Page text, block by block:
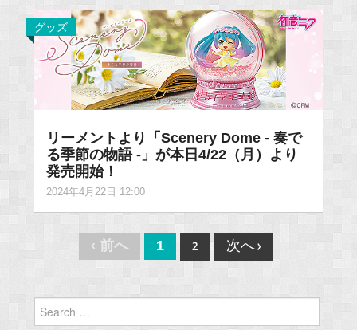
グッズ
リーメントより「Scenery Dome - 奏で
る季節の物語 -」が本日4/22（月）より
発売開始！
2024年4月22日 12:00
navigation
‹ 前へ 1 2 次へ ›
for: